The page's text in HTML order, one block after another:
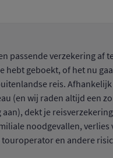
passende verzekering af
hebt geboekt, of het nu
reis. Afhankelijk
(en wij raden altijd een
dekt je
noodgevallen, verlies
touroperator en andere